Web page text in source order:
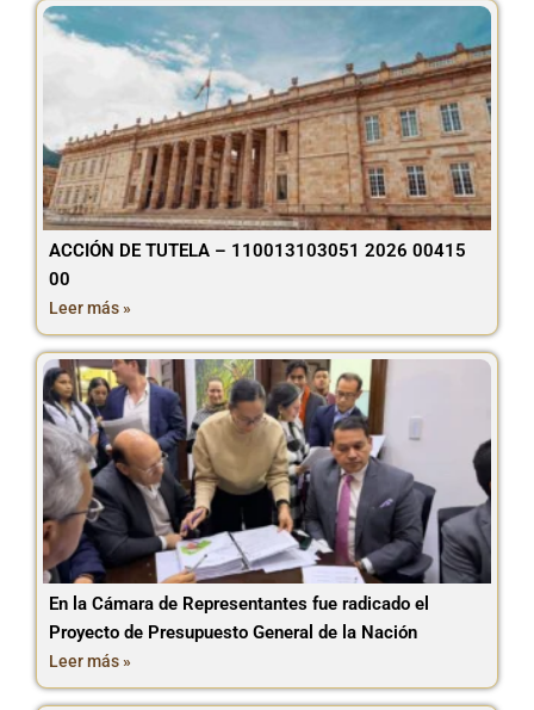
ACCIÓN DE TUTELA – 110013103051 2026 00415
00
Leer más »
En la Cámara de Representantes fue radicado el
Proyecto de Presupuesto General de la Nación
Leer más »